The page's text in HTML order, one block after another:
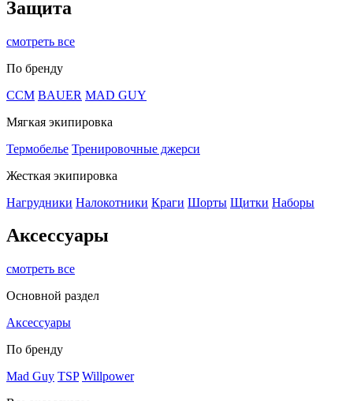
Защита
смотреть все
По бренду
CCM BAUER MAD GUY
Мягкая экипировка
Термобелье Тренировочные джерси
Жесткая экипировка
Нагрудники Налокотники Краги Шорты Щитки Наборы
Аксессуары
смотреть все
Основной раздел
Аксессуары
По бренду
Mad Guy TSP Willpower